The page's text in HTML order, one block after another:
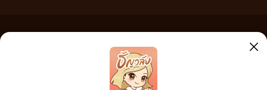
เว็บไซต์แห่งนี้ไม่ได้เห็นด้วยและไม่ขอรับผิดชอบต่อข้อความใดๆ ทั้งสิ้น ดังนั้นผู้อ่านทุกท่านโปรดใช้
วิจารณญาณในการกลั่นกรองด้วยตนเอง และหากท่านพบข้อความใดๆ ที่ขัดต่อกฎหมายและศีลธรรม
กรุณาแจ้งมาที่ tunwalai@ookbee.com เพื่อทีมงานจะได้ดำเนินการในทันที ทั้งนี้ ทางเว็บไซต์ขอสงวน